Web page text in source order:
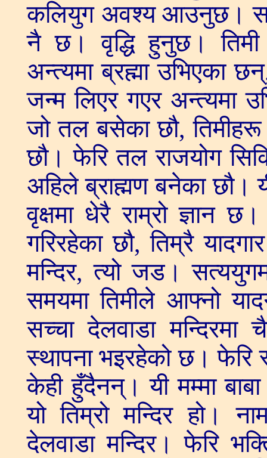
कलियुग अवश्य आउनुछ।
नै छ। वृद्धि हुनुछ। तिमी
अन्त्यमा ब्रह्मा उभिएका
जन्म लिएर गएर अन्त्यमा
जो तल बसेका छौ,
छौ। फेरि तल राजयोग
अहिले ब्राह्मण बनेका छौ।
वृक्षमा धेरै राम्रो ज्ञान
गरिरहेका छौ, तिम्रै
मन्दिर, त्यो जड।
समयमा तिमीले आफ्नो
सच्चा देलवाडा
स्थापना भइरहेको छ। फेरि
केही हुँदैनन्। यी मम्मा
यो तिम्रो मन्दिर हो।
देलवाडा मन्दिर। फेरि